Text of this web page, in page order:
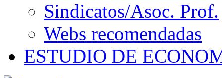
Sindicatos/Asoc. Prof.
Webs recomendadas
ESTUDIO DE